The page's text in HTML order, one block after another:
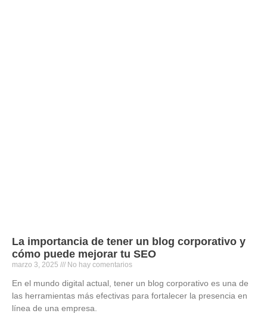
La importancia de tener un blog corporativo y
cómo puede mejorar tu SEO
marzo 3, 2025 No hay comentarios
En el mundo digital actual, tener un blog corporativo es una de
las herramientas más efectivas para fortalecer la presencia en
línea de una empresa.